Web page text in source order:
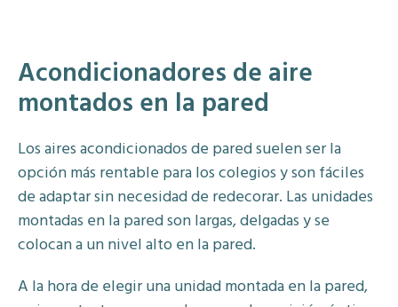
Acondicionadores de aire
montados en la pared
Los aires acondicionados de pared suelen ser la
opción más rentable para los colegios y son fáciles
de adaptar sin necesidad de redecorar. Las unidades
montadas en la pared son largas, delgadas y se
colocan a un nivel alto en la pared.
A la hora de elegir una unidad montada en la pared,